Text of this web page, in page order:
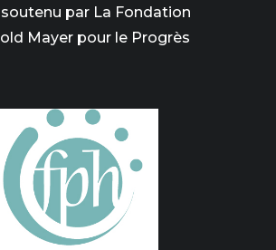
par La Fondation
Mayer pour le Progrès